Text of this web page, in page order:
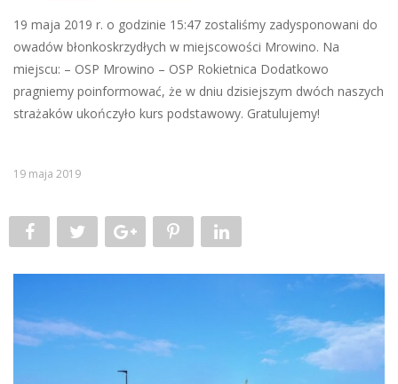
19 maja 2019 r. o godzinie 15:47 zostaliśmy zadysponowani do
owadów błonkoskrzydłych w miejscowości Mrowino. Na
miejscu: – OSP Mrowino – OSP Rokietnica Dodatkowo
pragniemy poinformować, że w dniu dzisiejszym dwóch naszych
strażaków ukończyło kurs podstawowy. Gratulujemy!
19 maja 2019